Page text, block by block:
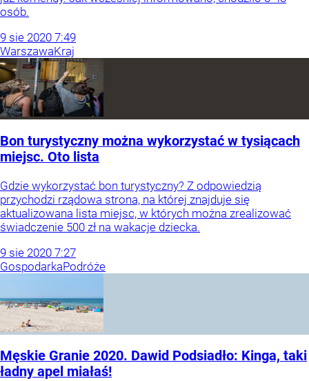
osób.
9 sie 2020 7:49
WarszawaKraj
Bon turystyczny można wykorzystać w tysiącach
miejsc. Oto lista
Gdzie wykorzystać bon turystyczny? Z odpowiedzią
przychodzi rządowa strona, na której znajduje się
aktualizowana lista miejsc, w których można zrealizować
świadczenie 500 zł na wakacje dziecka.
9 sie 2020 7:27
GospodarkaPodróże
Męskie Granie 2020. Dawid Podsiadło: Kinga, taki
ładny apel miałaś!